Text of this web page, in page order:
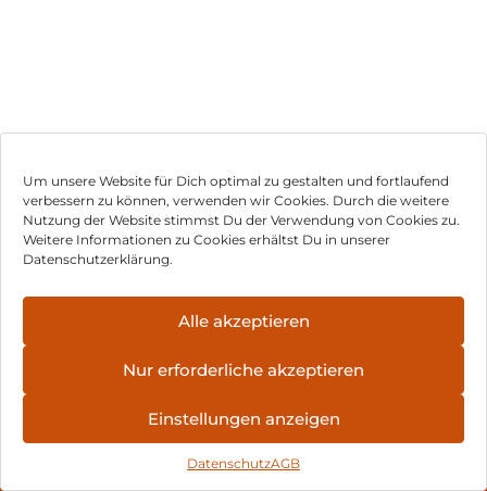
Um unsere Website für Dich optimal zu gestalten und fortlaufend
verbessern zu können, verwenden wir Cookies. Durch die weitere
Nutzung der Website stimmst Du der Verwendung von Cookies zu.
Weitere Informationen zu Cookies erhältst Du in unserer
Datenschutzerklärung.
Alle akzeptieren
Nur erforderliche akzeptieren
Einstellungen anzeigen
DatenschutzAGB
Impressum
Hinweis zur Batterieentsorgung
Newsletter
, Brodos AG – All Rights Reserved.